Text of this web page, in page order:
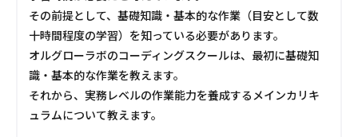
その前提として、基礎知識・基本的な作業（目安として数
十時間程度の学習）を知っている必要があります。
オルグローラボのコーディングスクールは、最初に基礎知
識・基本的な作業を教えます。
それから、実務レベルの作業能力を養成するメインカリキ
ュラムについて教えます。